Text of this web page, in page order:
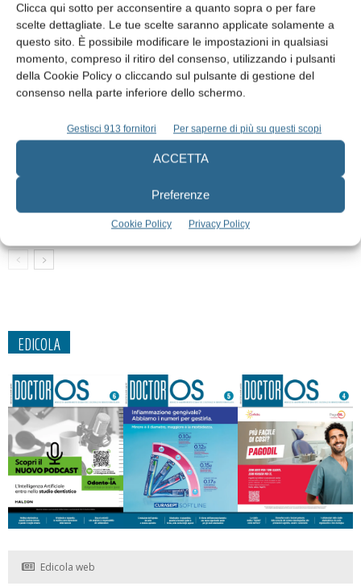
Clicca qui sotto per acconsentire a quanto sopra o per fare
scelte dettagliate. Le tue scelte saranno applicate solamente a
questo sito. È possibile modificare le impostazioni in qualsiasi
momento, compreso il ritiro del consenso, utilizzando i pulsanti
della Cookie Policy o cliccando sul pulsante di gestione del
consenso nella parte inferiore dello schermo.
Gestisci 913 fornitori Per saperne di più su questi scopi
ACCETTA
Preferenze
Cookie Policy Privacy Policy
Pagamenti sanitari e innovazione digitale:
il cambiamento nelle preferenze dei
pazienti
La patologia da troppo benessere
dell’osteointegrazione
EDICOLA
Edicola web